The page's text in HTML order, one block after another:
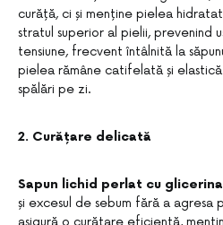
curăță, ci și menține pielea
stratul superior al pielii, prevenind
tensiune, frecvent întâlnită la
pielea rămâne catifelată și
spălări pe zi.
2. Curățare delicată
Sapun lichid perlat cu
și excesul de sebum fără a agresa
asigură o curățare eficientă,